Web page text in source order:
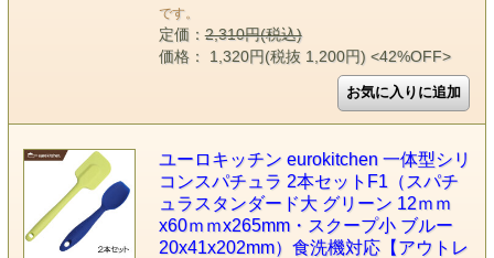
です。
定価：2,310円(税込)
価格： 1,320円(税抜 1,200円) <42%OFF>
ユーロキッチン eurokitchen 一体型シリ
コンスパチュラ 2本セットF1（スパチ
ュラスタンダード大 グリーン 12ｍｍ
x60ｍｍx265mm・スクープ小 ブルー
20x41x202mm）食洗機対応【アウトレ